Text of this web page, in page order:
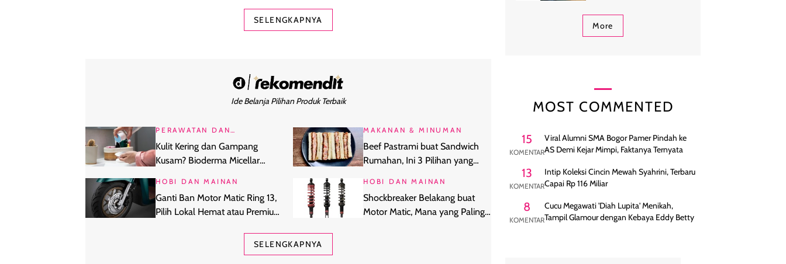
SELENGKAPNYA
Ide Belanja Pilihan Produk Terbaik
PERAWATAN DAN
Kulit Kering dan Gampang
Kusam? Bioderma Micellar
MAKANAN & MINUMAN
Beef Pastrami buat Sandwich
Rumahan, Ini 3 Pilihan yang
HOBI DAN MAINAN
Ganti Ban Motor Matic Ring 13,
Pilih Lokal Hemat atau Premium
HOBI DAN MAINAN
Shockbreaker Belakang buat
Motor Matic, Mana yang Paling
SELENGKAPNYA
More
MOST COMMENTED
15
KOMENTAR
Viral Alumni SMA Bogor Pamer Pindah ke
AS Demi Kejar Mimpi, Faktanya Ternyata
13
KOMENTAR
Intip Koleksi Cincin Mewah Syahrini, Terbaru
Capai Rp 116 Miliar
8
KOMENTAR
Cucu Megawati 'Diah Lupita' Menikah,
Tampil Glamour dengan Kebaya Eddy Betty